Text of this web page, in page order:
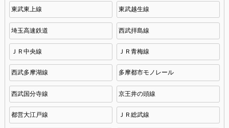
東武東上線 東武越生線
埼玉高速鉄道 西武拝島線
ＪＲ中央線 ＪＲ青梅線
西武多摩湖線 多摩都市モノレール
西武国分寺線 京王井の頭線
都営大江戸線 ＪＲ総武線